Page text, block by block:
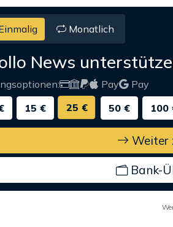
Monatlich
News
Pay
Pay
15 € 25 € 50 € 100
Weiter
Bank-